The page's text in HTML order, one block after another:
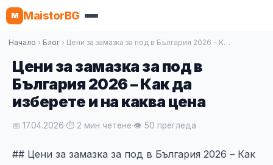
M MaistorBG
Начало › Блог › Цени за замазка за под в България 2026 – К…
Цени за замазка за под в
България 2026 – Как да
изберете и на каква цена
📅 17.04.2026·⏱ 2 мин четене·👁 50 прегледа
## Цени за замазка за под в България 2026 – Как